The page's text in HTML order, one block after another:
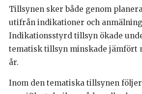
Tillsynen sker både genom
utifrån indikationer och
Indikationsstyrd tillsyn ökade
tematisk tillsyn minskade jämfört
år.
Inom den tematiska tillsynen